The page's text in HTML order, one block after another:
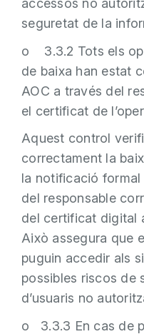
accessos no
seguretat de la
o 3.3.2 Tots els
de baixa han estat
AOC a través del
el certificat de
Aquest control
correctament la
la notificació formal
del responsable
del certificat digital
Això assegura que
puguin accedir als
possibles riscos de
d’usuaris no
o 3.3.3 En cas de